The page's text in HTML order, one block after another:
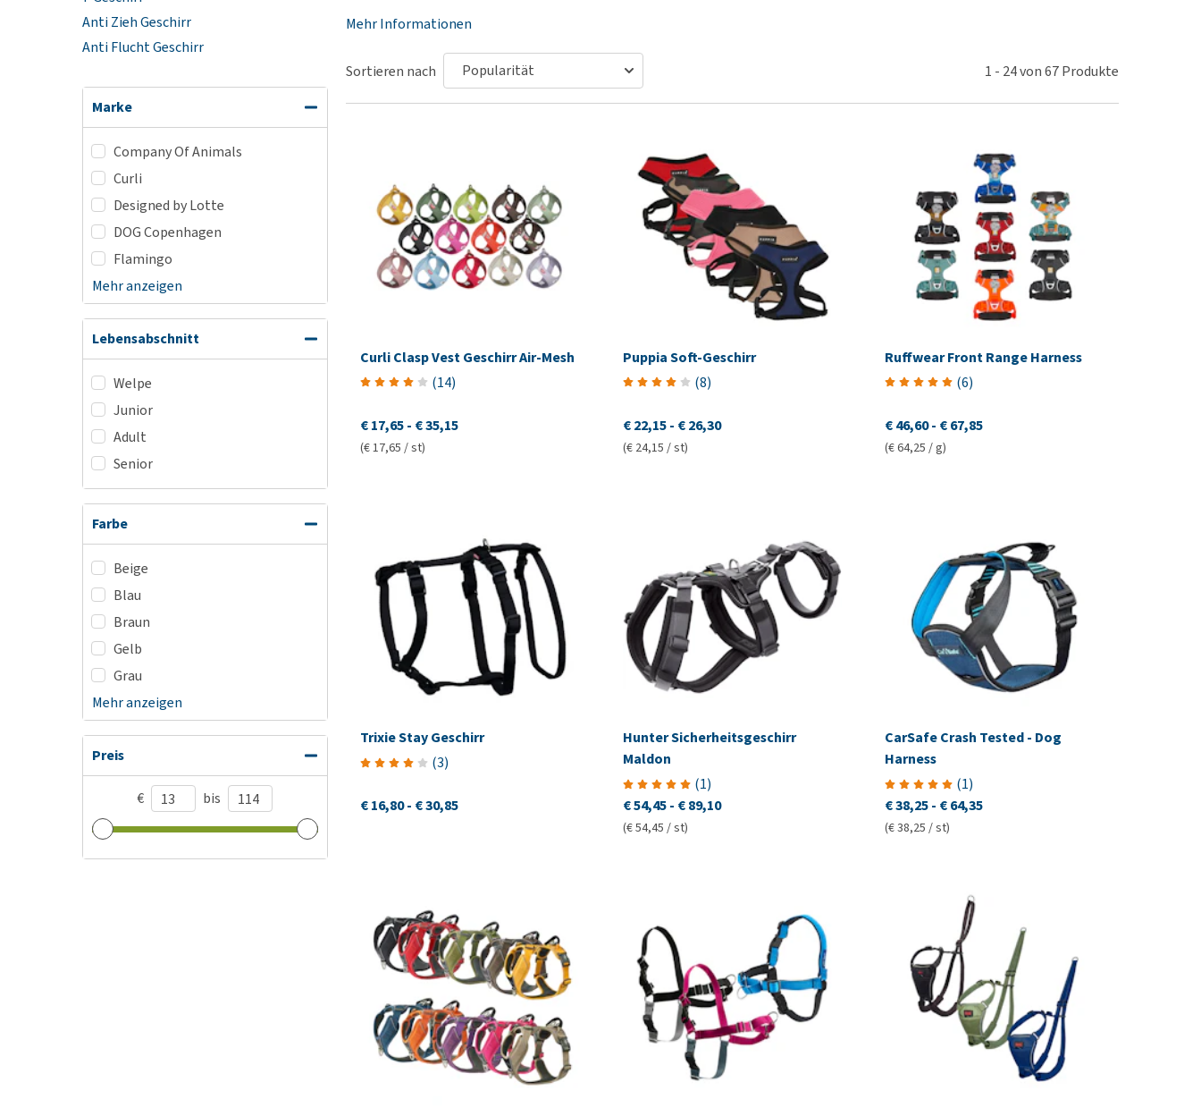
Alles ansehen
Training
Hundekotbeutel und
Halter
Alles ansehen
Anti Zieh Geschirr
Anti Flucht Geschirr
Marke
Company Of Animals
Curli
Designed by Lotte
DOG Copenhagen
Flamingo
Mehr anzeigen
Lebensabschnitt
Welpe
Junior
Adult
Senior
Farbe
Beige
Blau
Braun
Gelb
Grau
Mehr anzeigen
Preis
€ bis
Mehr Informationen
Sortieren nach 1 - 24von67Produkte
Curli Clasp Vest Geschirr Air-Mesh
(14)
€ 17,65- € 35,15
(€ 17,65 / st)
Puppia Soft-Geschirr
(8)
€ 22,15 - € 26,30
(€ 24,15 / st)
Ruffwear Front Range Harness
(6)
€ 46,60- € 67,85
(€ 64,25 / g)
Trixie Stay Geschirr
(3)
€ 16,80- € 30,85
Hunter Sicherheitsgeschirr
Maldon
(1)
€ 54,45 - € 89,10
(€ 54,45 / st)
CarSafe Crash Tested - Dog
Harness
(1)
€ 38,25- € 64,35
(€ 38,25 / st)